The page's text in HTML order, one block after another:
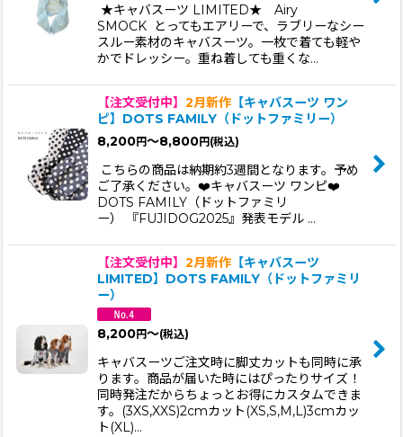
★キャバスーツ LIMITED★ Airy
SMOCK とってもエアリーで、ラブリーなシー
スルー素材のキャバスーツ。一枚で着ても軽や
かでドレッシー。重ね着しても重くな…
【注文受付中】 2月新作 【キャバスーツ ワン
ピ】DOTS FAMILY（ドットファミリー）
8,200円～8,800円(税込)
こちらの商品は納期約3週間となります。予め
ご了承ください。❤️キャバスーツ ワンピ❤️
DOTS FAMILY（ドットファミリ
ー） 『FUJIDOG2025』発表モデル …
【注文受付中】 2月新作 【キャバスーツ
LIMITED】DOTS FAMILY（ドットファミリ
ー）
8,200円～(税込)
キャバスーツご注文時に脚丈カットも同時に承
ります。商品が届いた時にはぴったりサイズ！
同時発注だからちょっとお得にカスタムできま
す。(3XS,XXS)2cmカット(XS,S,M,L)3cmカッ
ト(XL)…